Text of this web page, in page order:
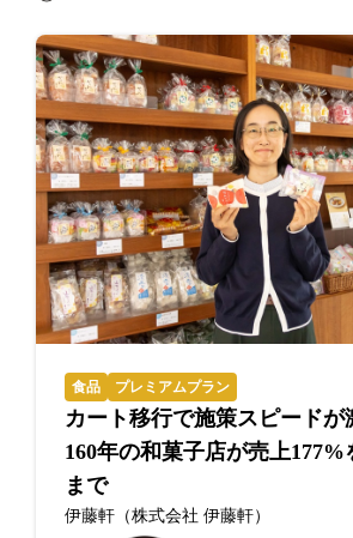
食品 プレミアムプラン
カート移行で施策スピードが
160年の和菓子店が売上177%
まで
伊藤軒（株式会社 伊藤軒）